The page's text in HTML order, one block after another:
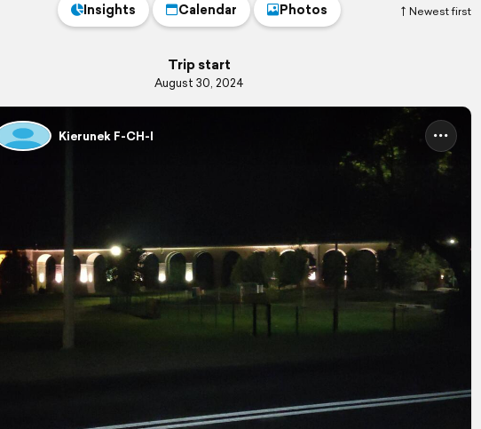
Newest first
Insights Calendar Photos
Trip start
August 30, 2024
Kierunek F-CH-I